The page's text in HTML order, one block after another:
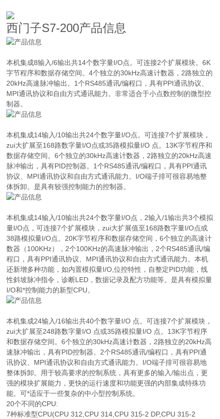
西门子S7-200产品信息
本机集成8输入/6输出共14个数字量I/O点。可连接2个扩展模块。6K
字节程序和数据存储空间。4个独立的30kHz高速计数器，2路独立的
20kHz高速脉冲输出。1个RS485通讯/编程口，具有PPI通讯协议、
MPI通讯协议和自由方式通讯能力。非常适合于小点数控制的微型控
制器。
本机集成14输入/10输出共24个数字量I/O点。可连接7个扩展模块，
zui大扩展至168路数字量I/O点或35路模拟量I/O 点。13K字节程序和
数据存储空间。6个独立的30kHz高速计数器，2路独立的20kHz高速
脉冲输出，具有PID控制器。1个RS485通讯/编程口，具有PPI通讯
协议、MPI通讯协议和自由方式通讯能力。I/O端子排可很容易地整
体拆卸。是具有较强控制能力的控制器。
本机集成14输入/10输出共24个数字量I/O点，2输入/1输出共3个模拟
量I/O点，可连接7个扩展模块，zui大扩展值至168路数字量I/O点或
38路模拟量I/O点。20K字节程序和数据存储空间，6个独立的高速计
数器（100KHz），2个100KHz的高速脉冲输出，2个RS485通讯/编
程口，具有PPI通讯协议、MPI通讯协议和自由方式通讯能力。本机
还新增多种功能，如内置模拟量I/O,位控特性，自整定PID功能，线
性斜坡脉冲指令，诊断LED，数据记录及配方功能等。是具有模拟量
I/O和*控制能力的新型CPU。
本机集成24输入/16输出共40个数字量I/O 点。可连接7个扩展模块，
zui大扩展至248路数字量I/O 点或35路模拟量I/O 点。13K字节程序
和数据存储空间。6个独立的30kHz高速计数器，2路独立的20kHz高
速脉冲输出，具有PID控制器。2个RS485通讯/编程口，具有PPI通
讯协议、MPI通讯协议和自由方式通讯能力。I/O端子排可很容易地
整体拆卸。用于较高要求的控制系统，具有更多的输入/输出点，更
强的模块扩展能力，更快的运行速度和功能更强的内部集成特殊功
能。可*适应于一些复杂的中小型控制系统。
20个不同的CPU:
7种标准型CPU(CPU 312,CPU 314,CPU 315-2 DP,CPU 315-2